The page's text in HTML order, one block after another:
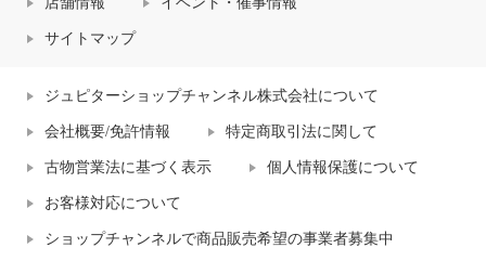
サイトマップ
ジュピターショップチャンネル株式会社について
会社概要/免許情報 特定商取引法に関して
古物営業法に基づく表示 個人情報保護について
お客様対応について
ショップチャンネルで商品販売希望の事業者募集中